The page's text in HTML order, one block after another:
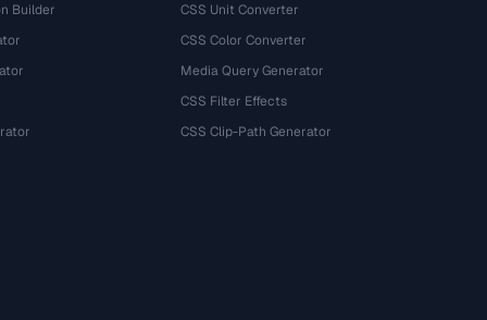
Builder
CSS Unit Converter
CSS Color Converter
Media Query Generator
CSS Filter Effects
CSS Clip-Path Generator